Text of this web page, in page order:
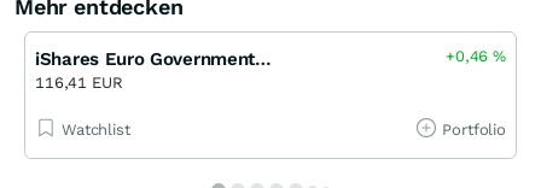
Mehr entdecken
iShares Euro Government Bond 1-3 UCITS ETF (Acc)
116,41 EUR
+0,46%
Watchlist Portfolio